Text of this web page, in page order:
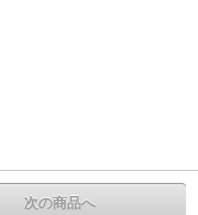
次の商品へ